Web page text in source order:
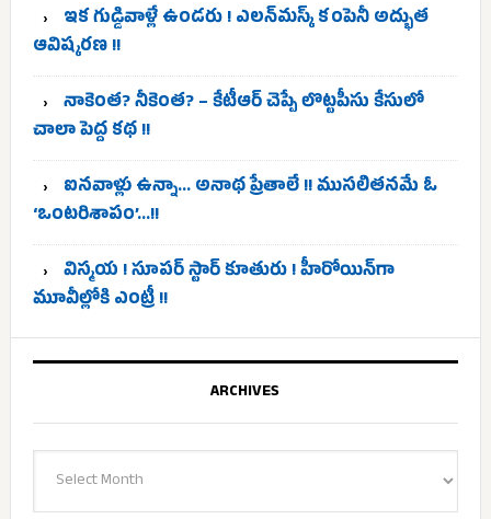
ఇక గుడ్డివాళ్లే ఉండరు ! ఎలన్‌మస్క్ కంపెనీ అద్భుత
ఆవిష్కరణ !!
నాకెంత? నీకెంత? – కేటీఆర్ చెప్పే లొట్టపీసు కేసులో
చాలా పెద్ద కథ !!
ఐనవాళ్లు ఉన్నా… అనాథ ప్రేతాలే !! ముసలితనమే ఓ
‘ఒంటరిశాపం’…!!
విస్మయ ! సూపర్ స్టార్ కూతురు ! హీరోయిన్‌గా
మూవీల్లోకి ఎంట్రీ !!
ARCHIVES